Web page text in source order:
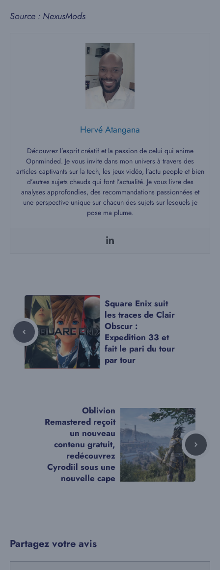
Source : NexusMods
Hervé Atangana
Découvrez l’esprit créatif et la passion de celui qui anime
Opnminded. Je vous invite dans mon univers à travers des
articles captivants sur la tech, les jeux vidéo, l’actu people et bien
d’autres sujets chauds qui font l’actualité. Je vous livre des
analyses approfondies, des recommandations passionnées et
une perspective unique sur chacun des sujets sur lesquels je
pose ma plume.
Square Enix suit
les traces de Clair
Obscur :
Expedition 33 et
fait le pari du tour
par tour
Oblivion
Remastered reçoit
un nouveau
contenu gratuit,
redécouvrez
Cyrodiil sous une
nouvelle cape
Partagez votre avis